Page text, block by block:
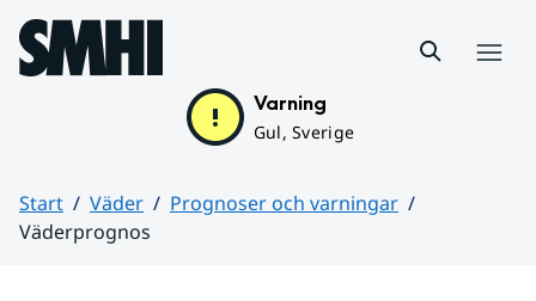
Hoppa till sidans innehåll
Varning
Gul, Sverige
Start Väder
Prognoser och varningar
Väderprognos